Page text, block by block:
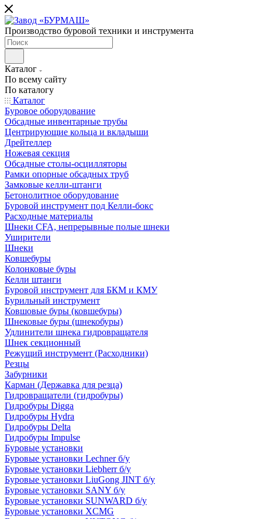
Производство буровой техники и инструмента
Каталог
По всему сайту
По каталогу
Каталог
Буровое оборудование
Обсадные инвентарные трубы
Центрирующие кольца и вкладыши
Дрейтеллер
Ножевая секция
Обсадные столы-осцилляторы
Рамки опорные обсадных труб
Замковые келли-штанги
Бетонолитное оборудование
Буровой инструмент под Келли-бокс
Расходные материалы
Шнеки CFA, непрерывные полые шнеки
Уширители
Шнеки
Ковшебуры
Колонковые буры
Келли штанги
Буровой инструмент для БКМ и КМУ
Бурильный инструмент
Ковшовые буры (ковшебуры)
Шнековые буры (шнекобуры)
Удлинители шнека гидровращателя
Шнек секционный
Режущий инструмент (Расходники)
Резцы
Забурники
Карман (Державка для резца)
Гидровращатели (гидробуры)
Гидробуры Digga
Гидробуры Hydra
Гидробуры Delta
Гидробуры Impulse
Буровые установки
Буровые установки Lechner б/у
Буровые установки Liebherr б/у
Буровые установки LiuGong JINT б/у
Буровые установки SANY б/у
Буровые установки SUNWARD б/у
Буровые установки XCMG